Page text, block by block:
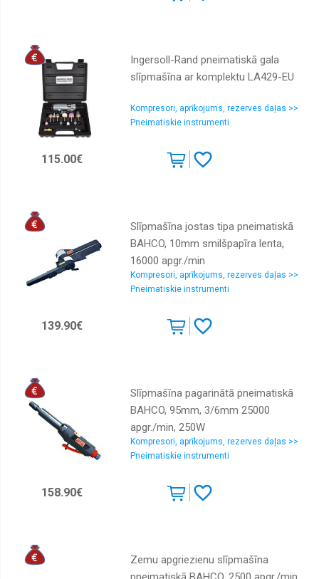
Ingersoll-Rand pneimatiskā gala
slīpmašīna ar komplektu LA429-EU
Kompresori, aprīkojums, rezerves daļas >>
Pneimatiskie instrumenti
115.00€
Slīpmašīna jostas tipa pneimatiskā
BAHCO, 10mm smilšpapīra lenta,
16000 apgr./min
Kompresori, aprīkojums, rezerves daļas >>
Pneimatiskie instrumenti
139.90€
Slīpmašīna pagarinātā pneimatiskā
BAHCO, 95mm, 3/6mm 25000
apgr./min, 250W
Kompresori, aprīkojums, rezerves daļas >>
Pneimatiskie instrumenti
158.90€
Zemu apgriezienu slīpmašīna